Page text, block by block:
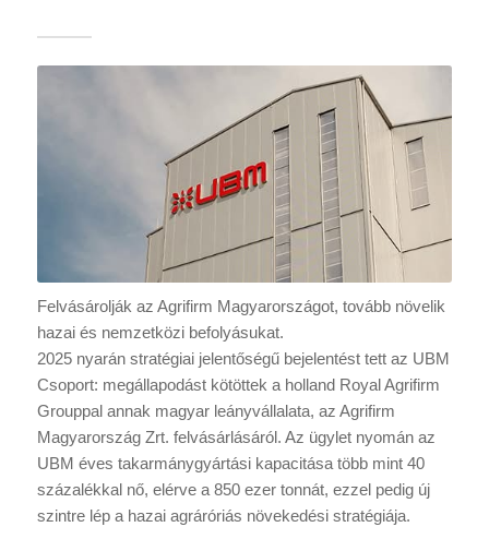
Felvásárolják az Agrifirm Magyarországot, tovább növelik
hazai és nemzetközi befolyásukat.
2025 nyarán stratégiai jelentőségű bejelentést tett az UBM
Csoport: megállapodást kötöttek a holland Royal Agrifirm
Grouppal annak magyar leányvállalata, az Agrifirm
Magyarország Zrt. felvásárlásáról. Az ügylet nyomán az
UBM éves takarmánygyártási kapacitása több mint 40
százalékkal nő, elérve a 850 ezer tonnát, ezzel pedig új
szintre lép a hazai agráróriás növekedési stratégiája.